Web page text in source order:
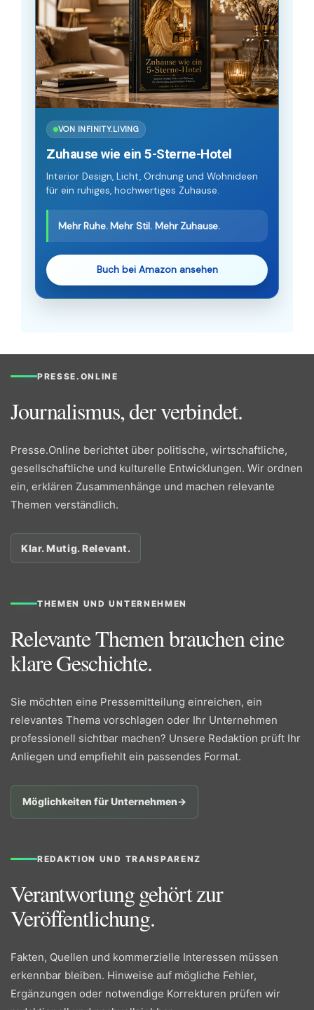
VON INFINITY.LIVING
Zuhause wie ein 5-Sterne-Hotel
Interior Design, Licht, Ordnung und Wohnideen
für ein ruhiges, hochwertiges Zuhause.
Mehr Ruhe. Mehr Stil. Mehr Zuhause.
Buch bei Amazon ansehen
PRESSE.ONLINE
Journalismus, der verbindet.
Presse.Online berichtet über politische, wirtschaftliche,
gesellschaftliche und kulturelle Entwicklungen. Wir ordnen
ein, erklären Zusammenhänge und machen relevante
Themen verständlich.
Klar. Mutig. Relevant.
THEMEN UND UNTERNEHMEN
Relevante Themen brauchen eine
klare Geschichte.
Sie möchten eine Pressemitteilung einreichen, ein
relevantes Thema vorschlagen oder Ihr Unternehmen
professionell sichtbar machen? Unsere Redaktion prüft Ihr
Anliegen und empfiehlt ein passendes Format.
Möglichkeiten für Unternehmen→
REDAKTION UND TRANSPARENZ
Verantwortung gehört zur
Veröffentlichung.
Fakten, Quellen und kommerzielle Interessen müssen
erkennbar bleiben. Hinweise auf mögliche Fehler,
Ergänzungen oder notwendige Korrekturen prüfen wir